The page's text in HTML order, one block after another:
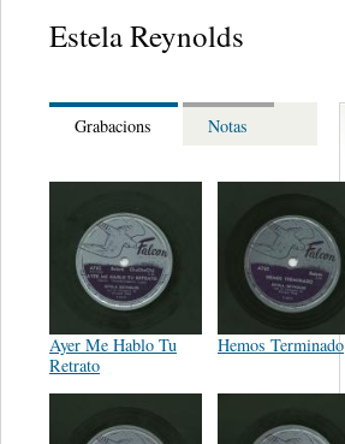
Estela Reynolds
Grabacions Notas
Ayer Me Hablo Tu
Retrato
Hemos Terminado